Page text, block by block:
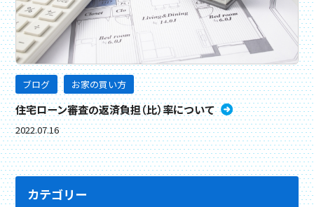
ブログ お家の買い方
住宅ローン審査の返済負担（比）率について
2022.07.16
カテゴリー